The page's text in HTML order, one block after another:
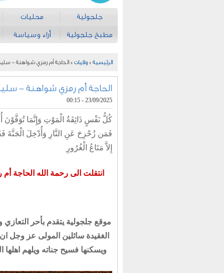
جلجولية محليات
مطبخ جلجولية أراء وسياسة
الرئيسية » وفيات » الحاجة أم رمزي شواهنة -
الحاجة أم رمزي شواهنة -
23/09/2025 - 00:15
كُلُّ نَفْسٍ ذَائِقَةُ الْمَوْتِ وَإِنَّمَا تُوَفَّوْنَ
فَمَن زُحْزِحَ عَنِ النَّارِ وَأُدْخِلَ الْجَنَّةَ
إِلاَّ مَتَاعُ الْغُرُورِ
انتقلت الى رحمة الله الحاجة
موقع جلجولية يتقدم بأحر التعازي
الغقيدة سائلين المولى عز وجل
ويسكنها فسيح جناته ويلهم اهلها